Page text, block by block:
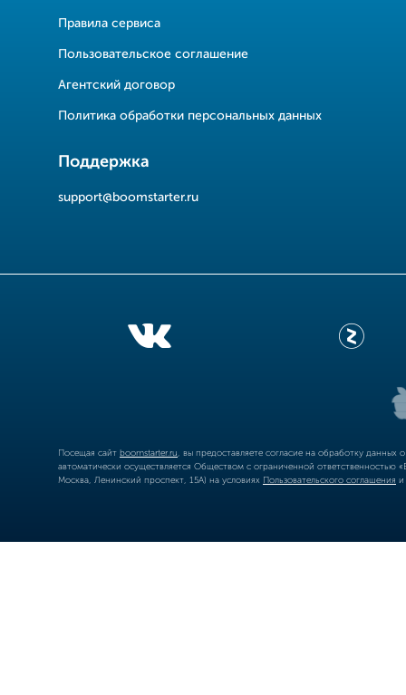
Правила сервиса
Пользовательское соглашение
Агентский договор
Политика обработки персональных данных
Поддержка
support@boomstarter.ru
Посещая сайт boomstarter.ru , вы предоставляете согласие на обработку
автоматически осуществляется Обществом с ограниченной
Москва, Ленинский проспект, 15А) на условиях Пользовательского соглашения и